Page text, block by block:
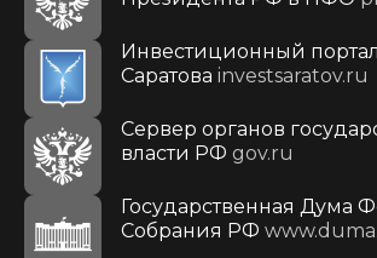
Инвестиционный
Саратова investsaratov.ru
Сервер органов
власти РФ gov.ru
Государственная Дума
Собрания РФ